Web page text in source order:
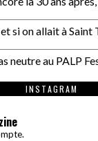
si on allait à Saint
neutre au PALP
INSTAGRAM